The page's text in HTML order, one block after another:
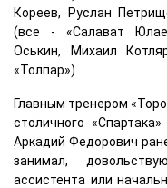
Кореев, Руслан
(все - «Салават
Оськин, Михаил
«Толпар»).
Главным тренером
столичного
Аркадий Федорович
занимал,
ассистента или